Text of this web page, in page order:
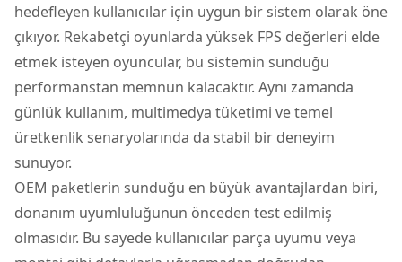
hedefleyen kullanıcılar için uygun bir sistem olarak öne
çıkıyor. Rekabetçi oyunlarda yüksek FPS değerleri elde
etmek isteyen oyuncular, bu sistemin sunduğu
performanstan memnun kalacaktır. Aynı zamanda
günlük kullanım, multimedya tüketimi ve temel
üretkenlik senaryolarında da stabil bir deneyim
sunuyor.
OEM paketlerin sunduğu en büyük avantajlardan biri,
donanım uyumluluğunun önceden test edilmiş
olmasıdır. Bu sayede kullanıcılar parça uyumu veya